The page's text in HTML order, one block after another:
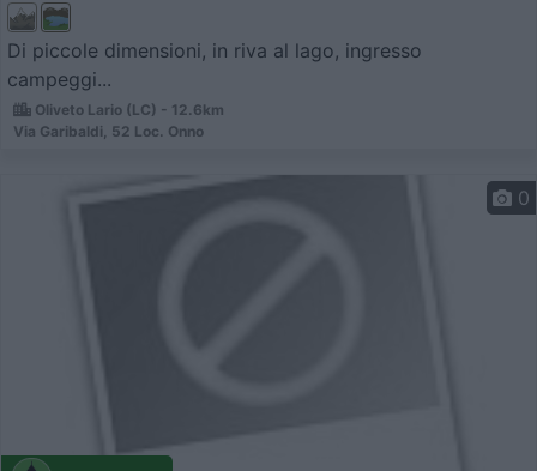
Di piccole dimensioni, in riva al lago, ingresso
campeggi...
Oliveto Lario (LC) - 12.6km
Via Garibaldi, 52 Loc. Onno
0